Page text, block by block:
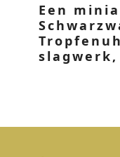
Een
slagwerk,